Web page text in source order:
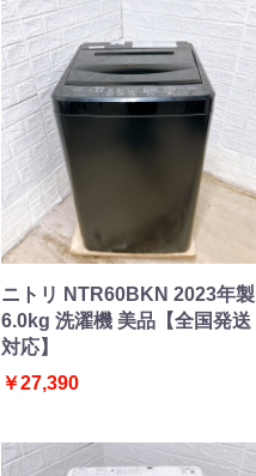
ニトリ NTR60BKN 2023年製
6.0kg 洗濯機 美品【全国発送
対応】
￥27,390